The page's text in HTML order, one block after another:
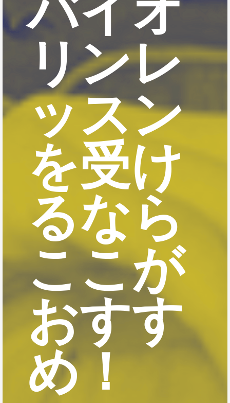
リンレ
ッスン
を受け
るなら
ここが
おすす
め！